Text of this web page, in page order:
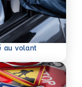
au volant